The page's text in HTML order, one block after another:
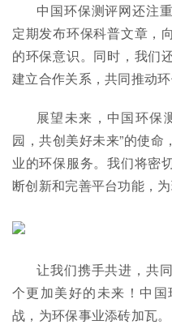
中国环保测评网还注
定期发布环保科普文章，
的环保意识。同时，我们
建立合作关系，共同推动环
展望未来，中国环保
园，共创美好未来”的使
业的环保服务。我们将密
断创新和完善平台功能，
让我们携手共进，共
个更加美好的未来！中
战，为环保事业添砖加瓦。